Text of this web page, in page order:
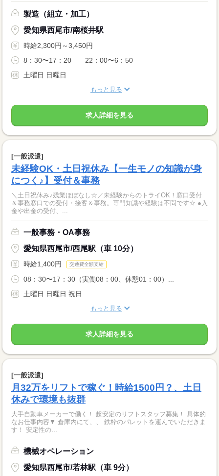
製造（組立・加工）
愛知県西尾市/南桜井駅
時給2,300円～3,450円
8：30〜17：20 22：00〜6：50
土曜日 日曜日
もっと見る
求人詳細を見る
[一般派遣]
未経験OK・土日祝休み【一生モノの知識が身
につく♪】受付＆事務
＼土日祝休み♪残業ほぼなし☆／未経験からのトライOK！窓口受付
＆事務窓口での受付・接客＆事務。専門知識や経験は不問です☆ ●入
金や出金の受付、...
一般事務・OA事務
愛知県西尾市/西尾駅（車 10分）
時給1,400円 交通費全額支給
08：30〜17：30（実働08：00、休憩01：00）...
土曜日 日曜日 祝日
もっと見る
求人詳細を見る
[一般派遣]
月32万をリフトで稼ぐ！時給1500円？、土日
休みで環境も抜群
大手自動車メーカーで働く！ 超安定のリフトスタッフ募集！ 具体的
なお仕事内容▼ 倉庫内にて、、 鉄枠のパレットを運んでいただきま
す！ 安定性の...
機械オペレーション
愛知県西尾市/若林駅（車 9分）